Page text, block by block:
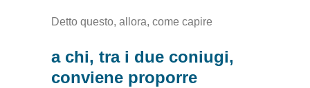
Detto questo, allora, come capire
a chi, tra i due coniugi,
conviene proporre